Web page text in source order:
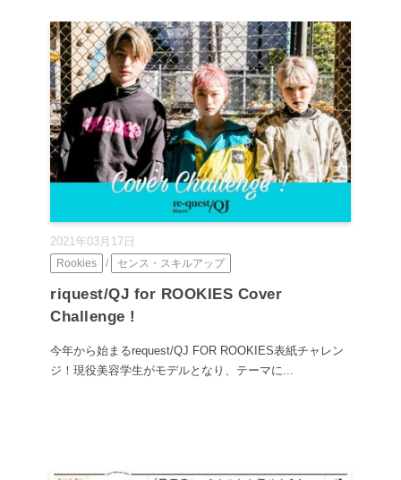
2021年03月17日
Rookies / センス・スキルアップ
riquest/QJ for ROOKIES Cover
Challenge !
今年から始まるrequest/QJ FOR ROOKIES表紙チャレン
ジ！現役美容学生がモデルとなり、テーマに...